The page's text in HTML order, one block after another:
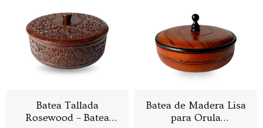
Batea Tallada
Rosewood – Batea
Batea de Madera Lisa
para Orula